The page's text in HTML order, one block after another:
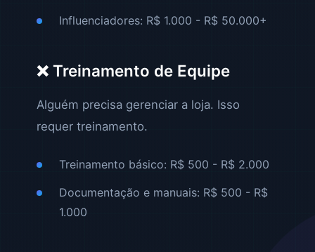
Influenciadores: R$ 1.000 - R$ 50.000+
❌ Treinamento de Equipe
Alguém precisa gerenciar a loja. Isso
requer treinamento.
Treinamento básico: R$ 500 - R$ 2.000
Documentação e manuais: R$ 500 - R$
1.000